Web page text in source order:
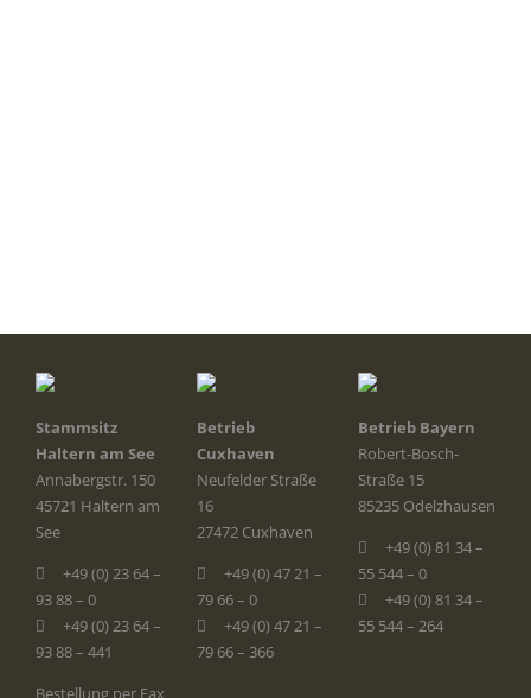
Stammsitz
Haltern am See
Annabergstr. 150
45721 Haltern am
See
+49 (0) 23 64 –
93 88 – 0
+49 (0) 23 64 –
93 88 – 441
Bestellung per Fax
Betrieb
Cuxhaven
Neufelder Straße
16
27472 Cuxhaven
+49 (0) 47 21 –
79 66 – 0
+49 (0) 47 21 –
79 66 – 366
Betrieb Bayern
Robert-Bosch-
Straße 15
85235 Odelzhausen
+49 (0) 81 34 –
55 544 – 0
+49 (0) 81 34 –
55 544 – 264